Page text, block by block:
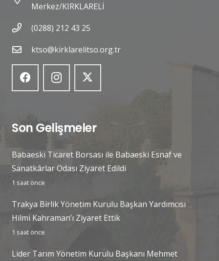
Merkez/KIRKLARELİ
(0288) 212 43 25
ktso@kirklarelitso.org.tr
Son Gelişmeler
Babaeski Ticaret Borsası ile Babaeski Esnaf ve
Sanatkârlar Odası Ziyaret Edildi
1 saat önce
Trakya Birlik Yönetim Kurulu Başkan Yardımcısı
Hilmi Kahraman’ı Ziyaret Ettik
1 saat önce
Lider Tarım Yönetim Kurulu Başkanı Mehmet